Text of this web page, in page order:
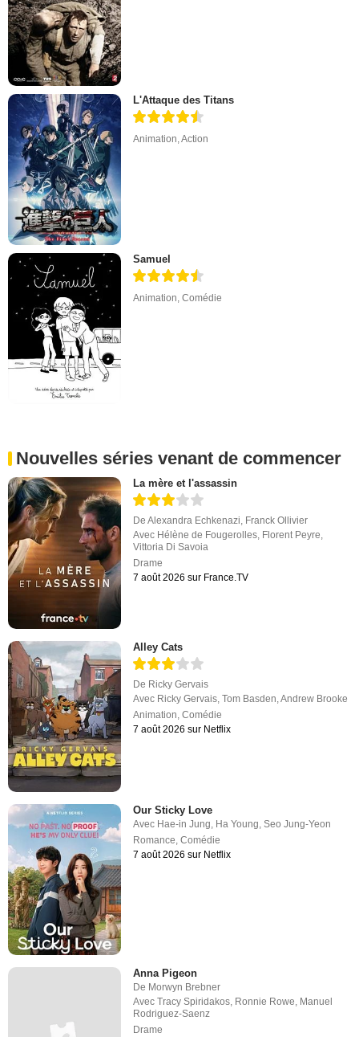
L'Attaque des Titans
Animation ,Action
Samuel
Animation,Comédie
Nouvelles séries venant de commencer
La mère et l'assassin
DeAlexandra Echkenazi, Franck Ollivier
Avec Hélène de Fougerolles, Florent Peyre,
Vittoria Di Savoia
Drame
7 août 2026 sur France.TV
Alley Cats
De Ricky Gervais
Avec Ricky Gervais ,Tom Basden ,Andrew Brooke
Animation ,Comédie
7 août 2026 sur Netflix
Our Sticky Love
Avec Hae-in Jung, Ha Young,Seo Jung-Yeon
Romance,Comédie
7 août 2026 sur Netflix
Anna Pigeon
De Morwyn Brebner
AvecTracy Spiridakos, Ronnie Rowe, Manuel
Rodriguez-Saenz
Drame